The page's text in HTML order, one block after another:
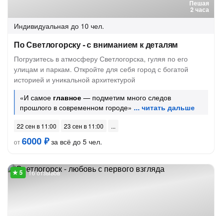
Пешая
2 часа
Индивидуальная до 10 чел.
По Светлогорску - с вниманием к деталям
Погрузитесь в атмосферу Светлогорска, гуляя по его
улицам и паркам. Откройте для себя город с богатой
историей и уникальной архитектурой
«И самое главное — подметим много следов
прошлого в современном городе»
22 сен в 11:00
23 сен в 11:00
от6000 ₽за всё до 5 чел.
16 отзывов